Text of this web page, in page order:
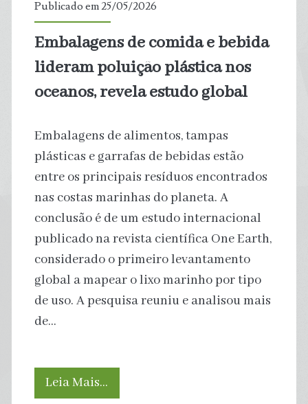
primeira
Publicado em 25/05/2026
Embalagens de comida e bebida
lideram poluição plástica nos
oceanos, revela estudo global
Embalagens de alimentos, tampas
plásticas e garrafas de bebidas estão
entre os principais resíduos encontrados
nas costas marinhas do planeta. A
conclusão é de um estudo internacional
publicado na revista científica One Earth,
considerado o primeiro levantamento
global a mapear o lixo marinho por tipo
de uso. A pesquisa reuniu e analisou mais
de…
Leia Mais…